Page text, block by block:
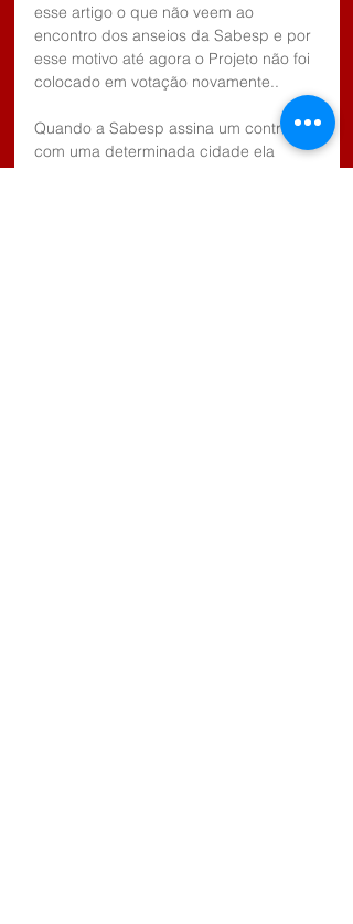
esse artigo o que não veem ao
encontro dos anseios da Sabesp e por
esse motivo até agora o Projeto não foi
colocado em votação novamente..
Quando a Sabesp assina um contrato
com uma determinada cidade ela